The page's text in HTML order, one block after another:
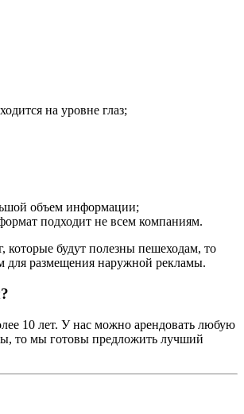
на уровне глаз;
объем информации;
подходит не всем компаниям.
которые будут полезны пешеходам, то
для размещения наружной рекламы.
10 лет. У нас можно арендовать любую
то мы готовы предложить лучший